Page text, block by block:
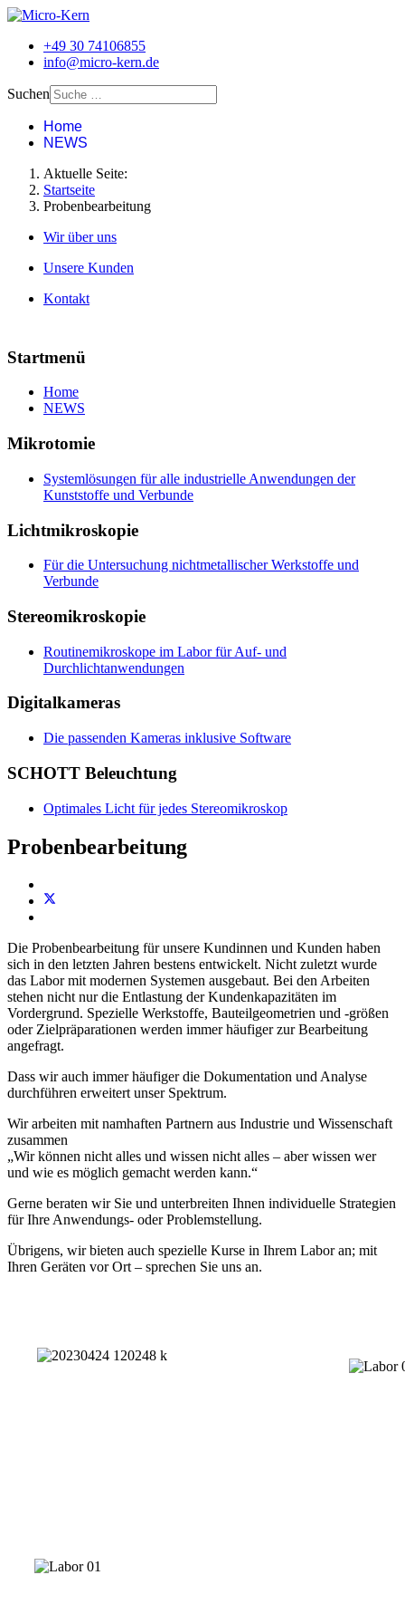
+49 30 74106855
info@micro-kern.de
Suchen
Home
NEWS
Aktuelle Seite:
Startseite
Probenbearbeitung
Wir über uns
Unsere Kunden
Kontakt
Startmenü
Home
NEWS
Mikrotomie
Systemlösungen für alle industrielle Anwendungen der
Kunststoffe und Verbunde
Lichtmikroskopie
Für die Untersuchung nichtmetallischer Werkstoffe und
Verbunde
Stereomikroskopie
Routinemikroskope im Labor für Auf- und
Durchlichtanwendungen
Digitalkameras
Die passenden Kameras inklusive Software
SCHOTT Beleuchtung
Optimales Licht für jedes Stereomikroskop
Probenbearbeitung
Die Probenbearbeitung für unsere Kundinnen und Kunden haben
sich in den letzten Jahren bestens entwickelt. Nicht zuletzt wurde
das Labor mit modernen Systemen ausgebaut. Bei den Arbeiten
stehen nicht nur die Entlastung der Kundenkapazitäten im
Vordergrund. Spezielle Werkstoffe, Bauteilgeometrien und -größen
oder Zielpräparationen werden immer häufiger zur Bearbeitung
angefragt.
Dass wir auch immer häufiger die Dokumentation und Analyse
durchführen erweitert unser Spektrum.
Wir arbeiten mit namhaften Partnern aus Industrie und Wissenschaft
zusammen
„Wir können nicht alles und wissen nicht alles – aber wissen wer
und wie es möglich gemacht werden kann.“
Gerne beraten wir Sie und unterbreiten Ihnen individuelle Strategien
für Ihre Anwendungs- oder Problemstellung.
Übrigens, wir bieten auch spezielle Kurse in Ihrem Labor an; mit
Ihren Geräten vor Ort – sprechen Sie uns an.